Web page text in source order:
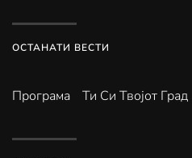
ОСТАНАТИ ВЕСТИ
Програма Ти Си Твојот Град